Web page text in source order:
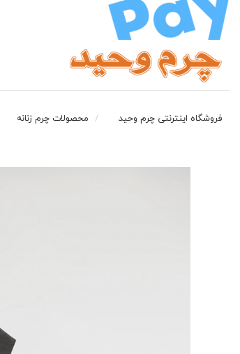
فروشگاه اینترنتی چرم وحید محصولات چرم زنانه